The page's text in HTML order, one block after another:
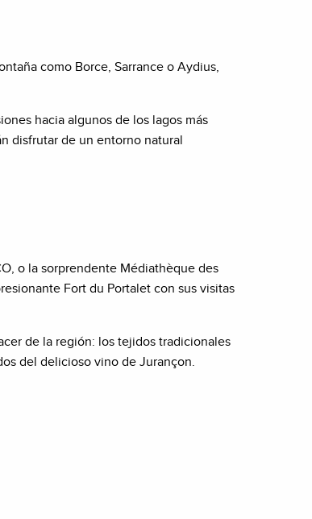
como Borce, Sarrance o Aydius,
hacia algunos de los lagos más
disfrutar de un entorno natural
o la sorprendente Médiathèque des
Fort du Portalet con sus visitas
de la región: los tejidos tradicionales
del delicioso vino de Jurançon.